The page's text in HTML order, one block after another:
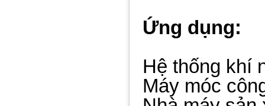
Ứng dụng:
Hệ thống khí
Máy móc